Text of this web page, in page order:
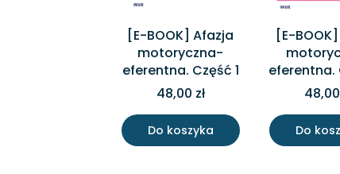
[E-BOOK] Afazja
motoryczna-
eferentna. Część 1
48,00 zł
Do koszyka
[E-
eferentna.
48,00
Do